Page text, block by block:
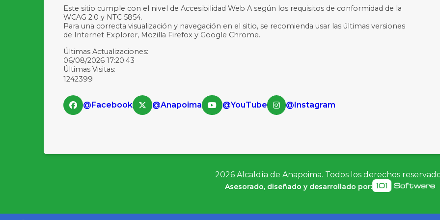
Este sitio cumple con el nivel de Accesibilidad Web A según los requisitos de conformidad de la
WCAG 2.0 y NTC 5854.
Para una correcta visualización y navegación en el sitio, se recomienda usar las últimas versiones
de Internet Explorer, Mozilla Firefox y Google Chrome.
Últimas Actualizaciones:
06/08/2026 17:20:43
Últimas Visitas:
1242399
@Facebook @Anapoima @YouTube @Instagram
2026 Alcaldía de Anapoima. Todos los derechos
Asesorado, diseñado y desarrollado por: